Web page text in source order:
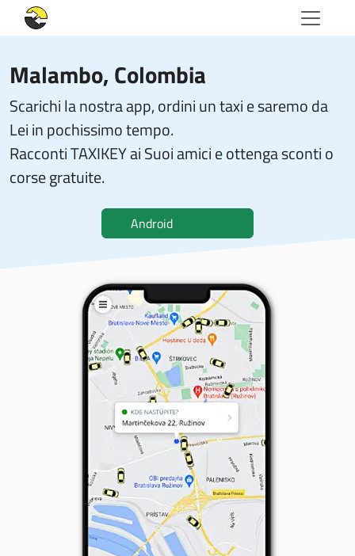
Malambo, Colombia
Scarichi la nostra app, ordini un taxi e saremo da
Lei in pochissimo tempo.
Racconti TAXIKEY ai Suoi amici e ottenga sconti o
corse gratuite.
Android